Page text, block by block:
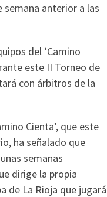
semana anterior a las
del ‘Camino
este II Torneo de
con árbitros de la
Cienta’, que este
ha señalado que
semanas
dirige la propia
de La Rioja que jugará